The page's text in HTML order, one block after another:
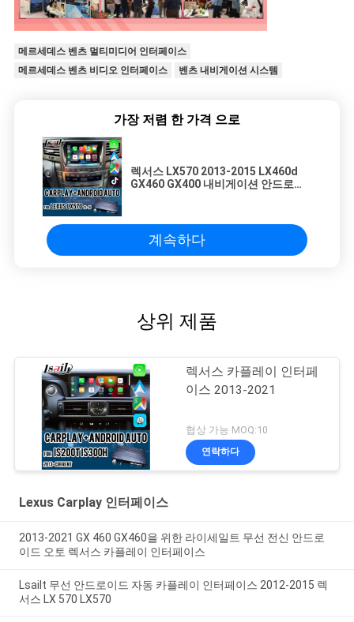
메르세데스 벤츠 멀티미디어 인터페이스
메르세데스 벤츠 비디오 인터페이스
벤츠 내비게이션 시스템
가장 저렴 한 가격 으로
렉서스 LX570 2013-2015 LX460d
GX460 GX400 내비게이션 안드로이
계속하다
상위 제품
렉서스 카플레이 인터페
이스 2013-2021
협상 가능 MOQ:10
연락하다
Lexus Carplay 인터페이스
2013-2021 GX 460 GX460을 위한 라이세일트 무선 전신 안드로
이드 오토 렉서스 카플레이 인터페이스
Lsailt 무선 안드로이드 자동 카플레이 인터페이스 2012-2015 렉
서스 LX 570 LX570